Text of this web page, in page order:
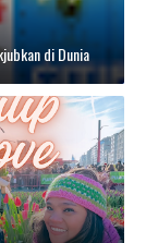
di Dunia